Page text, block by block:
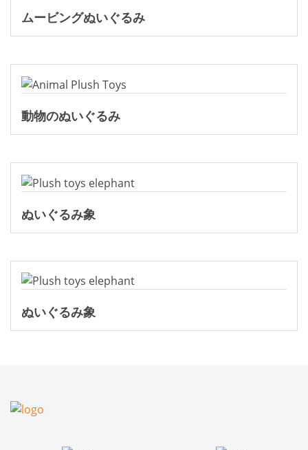
ムービングぬいぐるみ
動物のぬいぐるみ
ぬいぐるみ象
ぬいぐるみ象